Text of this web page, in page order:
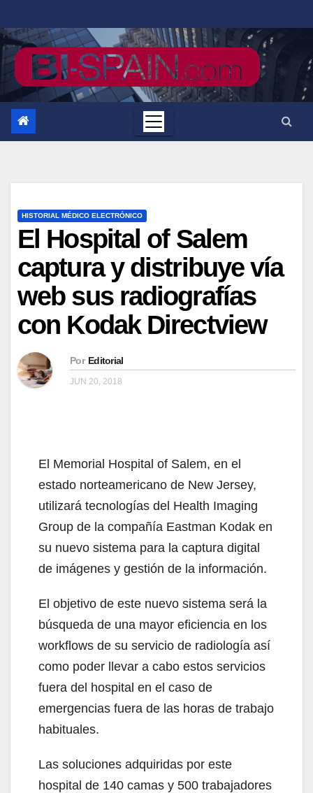
al
contenido
HISTORIAL MÉDICO ELECTRÓNICO
El Hospital of Salem
captura y distribuye vía
web sus radiografías
con Kodak Directview
Por Editorial
JUN 20, 2018
El Memorial Hospital of Salem, en el
estado norteamericano de New Jersey,
utilizará tecnologías del Health Imaging
Group de la compañía Eastman Kodak en
su nuevo sistema para la captura digital
de imágenes y gestión de la información.
El objetivo de este nuevo sistema será la
búsqueda de una mayor eficiencia en los
workflows de su servicio de radiología así
como poder llevar a cabo estos servicios
fuera del hospital en el caso de
emergencias fuera de las horas de trabajo
habituales.
Las soluciones adquiridas por este
hospital de 140 camas y 500 trabajadores